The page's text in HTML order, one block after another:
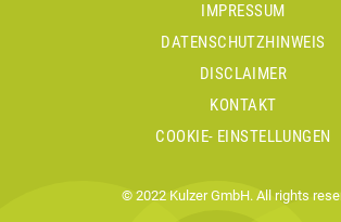
IMPRESSUM
DATENSCHUTZHINWEIS
DISCLAIMER
KONTAKT
COOKIE- EINSTELLUNGEN
© 2022 Kulzer GmbH. All rights